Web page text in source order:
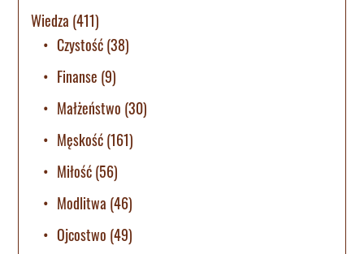
Wiedza (411)
Czystość(38)
Finanse (9)
Małżeństwo (30)
Męskość(161)
Miłość(56)
Modlitwa (46)
Ojcostwo (49)